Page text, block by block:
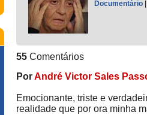
Documentário
55 Comentários
PorAndré Victor Sales
Emocionante, triste e
realidade que por ora minha